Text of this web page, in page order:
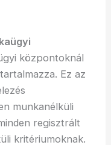
központoknál
Ez az
munkanélküli
regisztrált
kritériumoknak.